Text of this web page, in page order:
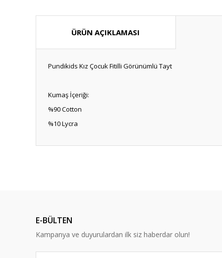
ÜRÜN AÇIKLAMASI
Pundikids Kız Çocuk Fitilli Görünümlü Tayt
Kumaş İçeriği:
%90 Cotton
%10 Lycra
Ürün bilgilerinde hatalar bulunuyor.
Ürün fiyatı diğer sitelerden daha pahalı.
Bu ürüne benzer farklı alternatifler olmalı.
E-BÜLTEN
Kampanya ve duyurulardan ilk siz haberdar olun!